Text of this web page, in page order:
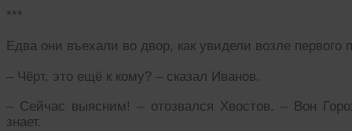
***
Едва они въехали во двор, как увидели возле первого
– Чёрт, это ещё к кому? – сказал Иванов.
– Сейчас выясним! – отозвался Хвостов. – Вон
знает.